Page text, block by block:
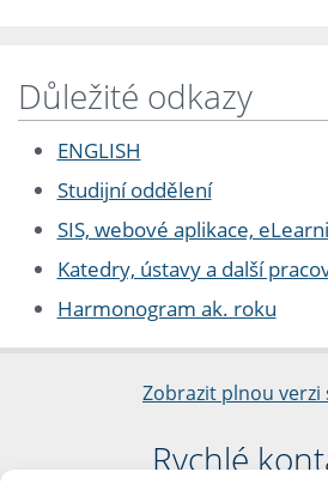
Důležité odkazy
ENGLISH
Studijní oddělení
SIS, webové aplikace,
Katedry, ústavy a další
Harmonogram ak. roku
Zobrazit plnou verzi
Rychlé